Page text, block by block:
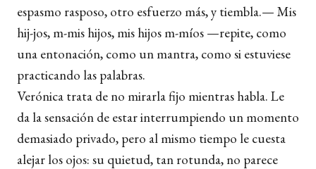
espasmo rasposo, otro esfuerzo más, y tiembla.— Mis
hij-jos, m-mis hijos, mis hijos m-míos —repite, como
una entonación, como un mantra, como si estuviese
practicando las palabras.
Verónica trata de no mirarla fijo mientras habla. Le
da la sensación de estar interrumpiendo un momento
demasiado privado, pero al mismo tiempo le cuesta
alejar los ojos: su quietud, tan rotunda, no parece